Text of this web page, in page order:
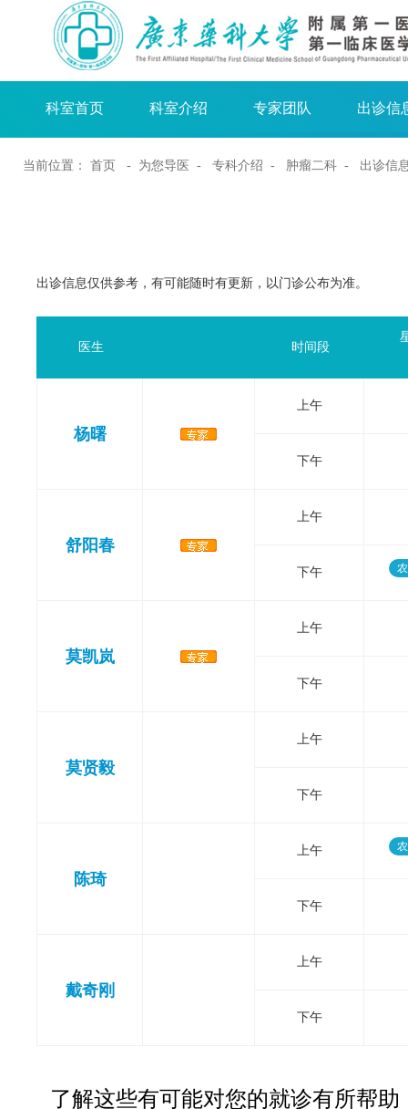
科室首页 科室介绍 专家团队 出诊信
当前位置： 首页 - 为您导医 - 专科介绍 - 肿瘤二科 - 出诊信
出诊信息仅供参考，有可能随时有更新，以门诊公布为准。
医生 时间段
杨曙
上午
下午
舒阳春
上午
下午
莫凯岚
上午
下午
莫贤毅
上午
下午
陈琦
上午
下午
戴奇刚
上午
下午
了解这些有可能对您的就诊有所帮助